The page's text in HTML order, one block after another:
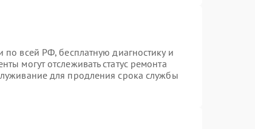
по всей РФ, бесплатную диагностику и
могут отслеживать статус ремонта
для продления срока службы